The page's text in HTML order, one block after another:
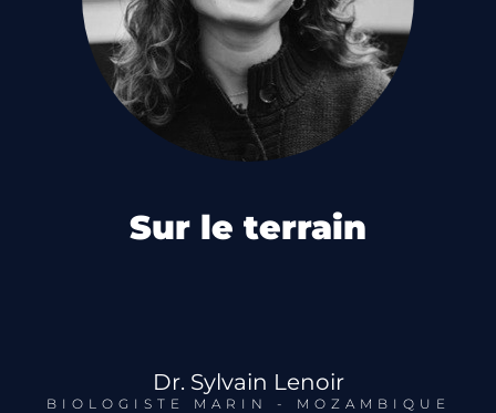
Sur le terrain
Dr. Sylvain Lenoir
BIOLOGISTE MARIN - MOZAMBIQUE